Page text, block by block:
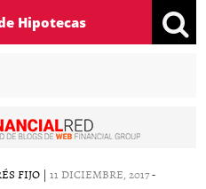
Hipotecas
FIJO | 11 DICIEMBRE, 2017-